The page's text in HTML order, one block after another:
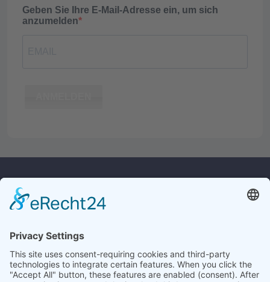
Geben Sie Ihre E-Mail-Adresse ein, um sich
anzumelden
Kontakt
Monforts Quartier 32
Tel.:+49 2161/23619
Datenschutz
AGB